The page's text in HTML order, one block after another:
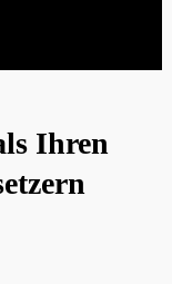
Ihren